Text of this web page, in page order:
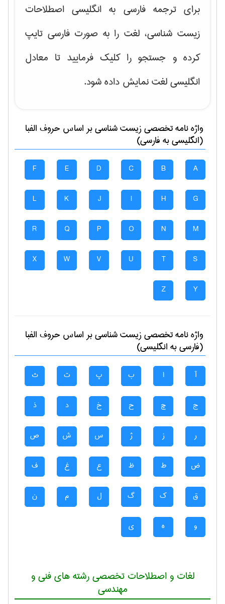
برای ترجمه فارسی به انگلیسی اصطلاحات
زیست شناسی، لغت را به صورت فارسی تایپ
کرده و جستجو را کلیک فرمایید تا معادل
انگلیسی لغت نمایش داده شود.
واژه نامه تخصصیزيست شناسیبر اساس حروف الفبا
(انگلیسی به فارسی)
A
B
C
D
E
F
G
H
I
J
K
L
M
N
O
P
Q
R
S
T
U
V
W
X
Y
Z
واژه نامه تخصصیزيست شناسیبر اساس حروف الفبا
(فارسی به انگلیسی)
آ ا ب پ ت ث
ج چ ح خ د ذ
ر ز ژ س ش ص
ض ط ظ ع غ ف
ق ک گ ل م ن
و ه ی
لغات و اصطلاحات تخصصی رشته های فنی و
مهندسی